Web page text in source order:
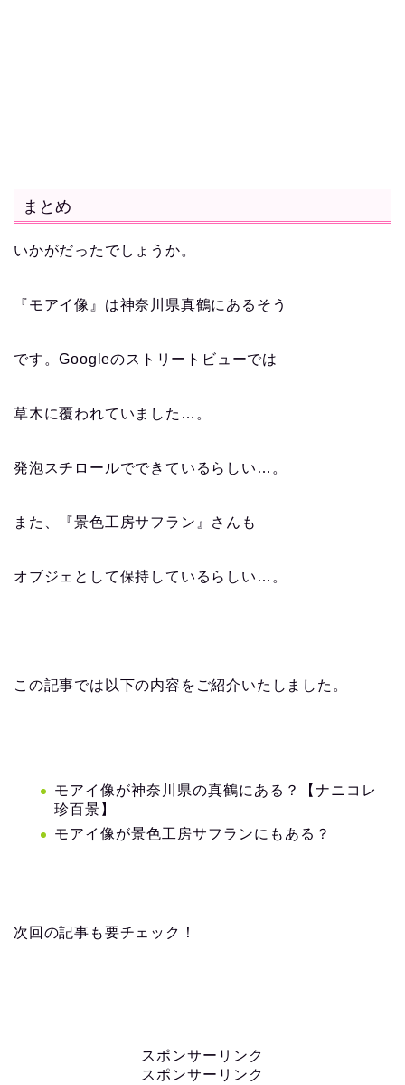
まとめ
いかがだったでしょうか。
『モアイ像』は神奈川県真鶴にあるそう
です。Googleのストリートビューでは
草木に覆われていました…。
発泡スチロールでできているらしい…。
また、『景色工房サフラン』さんも
オブジェとして保持しているらしい…。
この記事では以下の内容をご紹介いたしました。
モアイ像が神奈川県の真鶴にある？【ナニコレ
珍百景】
モアイ像が景色工房サフランにもある？
次回の記事も要チェック！
スポンサーリンク
スポンサーリンク